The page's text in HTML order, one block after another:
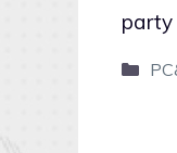
party